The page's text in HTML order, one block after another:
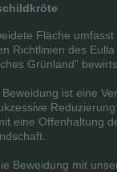
Fläche
Richtlinien des
Grünland"
ist eine
eine Offenhaltung
Beweidung mit